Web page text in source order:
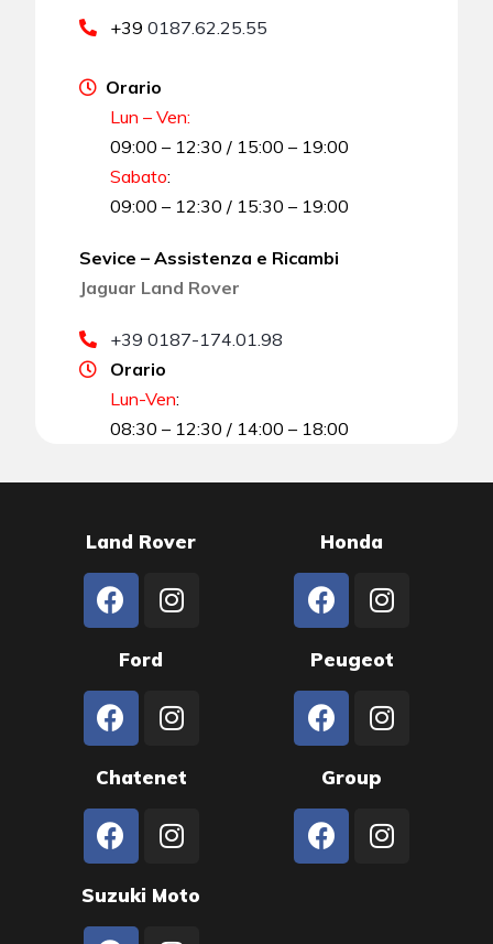
+390187.62.25.55
Orario
Lun – Ven:
09:00 – 12:30 / 15:00 – 19:00
Sabato:
09:00 – 12:30 / 15:30 – 19:00
Sevice – Assistenza e Ricambi
Jaguar Land Rover
+39 0187-174.01.98
Orario
Lun-Ven:
08:30 – 12:30 / 14:00 – 18:00
Land Rover Honda
Ford Peugeot
Chatenet Group
Suzuki Moto